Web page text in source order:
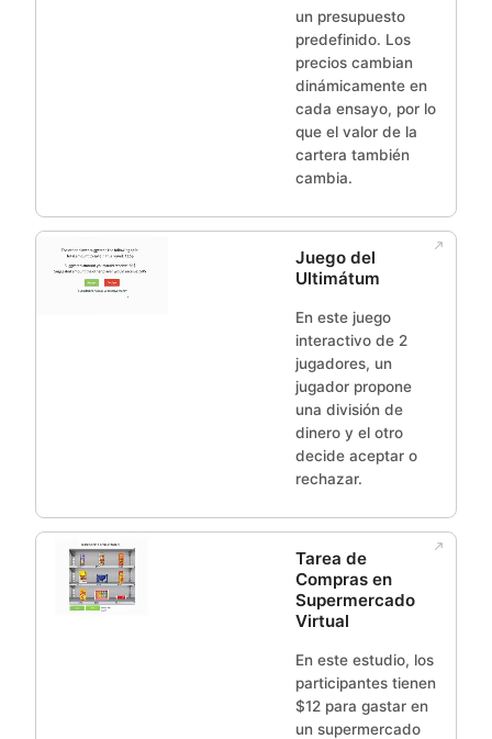
un presupuesto
predefinido. Los
precios cambian
dinámicamente en
cada ensayo, por lo
que el valor de la
cartera también
cambia.
Juego del
Ultimátum
En este juego
interactivo de 2
jugadores, un
jugador propone
una división de
dinero y el otro
decide aceptar o
rechazar.
Tarea de
Compras en
Supermercado
Virtual
En este estudio, los
participantes tienen
$12 para gastar en
un supermercado